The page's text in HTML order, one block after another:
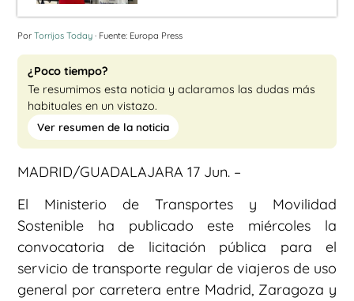
Por Torrijos Today · Fuente: Europa Press
¿Poco tiempo?
Te resumimos esta noticia y aclaramos las dudas más
habituales en un vistazo.
Ver resumen de la noticia
MADRID/GUADALAJARA 17 Jun. –
El Ministerio de Transportes y Movilidad
Sostenible ha publicado este miércoles la
convocatoria de licitación pública para el
servicio de transporte regular de viajeros de uso
general por carretera entre Madrid, Zaragoza y